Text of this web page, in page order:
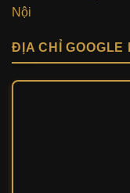
Nội
ĐỊA CHỈ GOOGLE